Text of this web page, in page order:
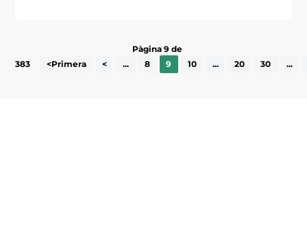
Pàgina 9 de
383
<Primera < ... 8 9 10 ... 20 30 ...